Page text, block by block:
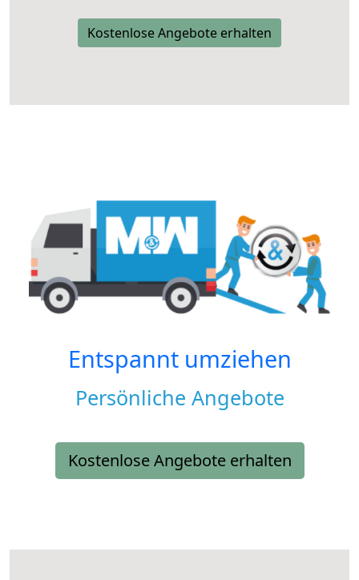
Kostenlose Angebote erhalten
Entspannt umziehen
Persönliche Angebote
Kostenlose Angebote erhalten